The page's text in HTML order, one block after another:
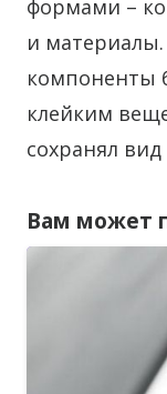
формами –
и
компоненты
клейким
сохранял
Вам может